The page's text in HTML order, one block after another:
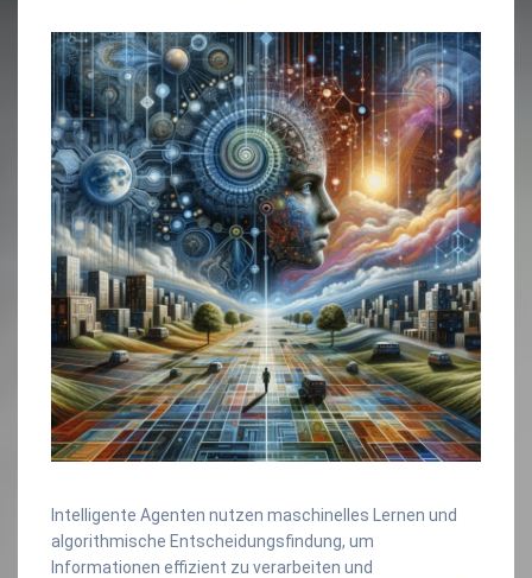
Intelligente Agenten nutzen maschinelles Lernen und
algorithmische Entscheidungsfindung, um
Informationen effizient zu verarbeiten und